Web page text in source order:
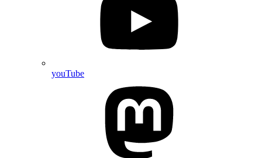
youTube